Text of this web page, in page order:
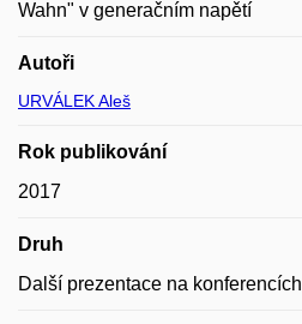
Wahn" v generačním napětí
Autoři
URVÁLEK Aleš
Rok publikování
2017
Druh
Další prezentace na konferencích